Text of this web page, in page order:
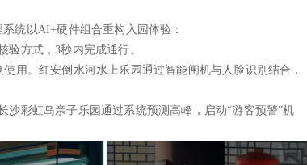
统以AI+硬件组合重构入园体验：
验方式，3秒内完成通行。
用。红安倒水河水上乐园通过智能闸机与人脸识别结合，
彩虹岛亲子乐园通过系统预测高峰，启动“游客预警”机